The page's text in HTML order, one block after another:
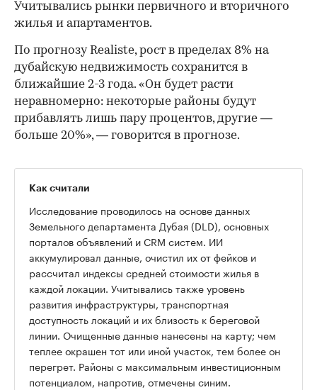
Учитывались рынки первичного и вторичного
жилья и апартаментов.
По прогнозу Realiste, рост в пределах 8% на
дубайскую недвижимость сохранится в
ближайшие 2-3 года. «Он будет расти
неравномерно: некоторые районы будут
прибавлять лишь пару процентов, другие —
больше 20%», — говорится в прогнозе.
Как считали
Исследование проводилось на основе данных
Земельного департамента Дубая (DLD), основных
порталов объявлений и CRM систем. ИИ
аккумулировал данные, очистил их от фейков и
рассчитал индексы средней стоимости жилья в
каждой локации. Учитывались также уровень
развития инфраструктуры, транспортная
доступность локаций и их близость к береговой
линии. Очищенные данные нанесены на карту; чем
теплее окрашен тот или иной участок, тем более он
перегрет. Районы с максимальным инвестиционным
потенциалом, напротив, отмечены синим.